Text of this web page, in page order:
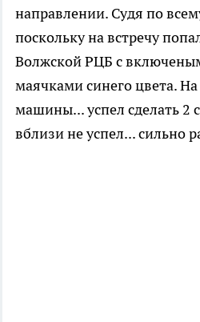
направлении. Судя по
поскольку на встречу
Волжской РЦБ с
маячками синего цвета.
машины... успел сделать 2
вблизи не успел... сильно